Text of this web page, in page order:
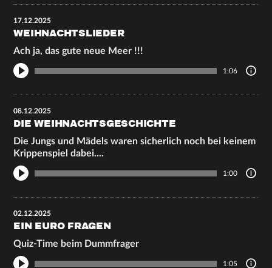
17.12.2025
WEIHNACHTSLIEDER
Ach ja, das gute neue Meer !!!
1:06
08.12.2025
DIE WEIHNACHTSGESCHICHTE
Die Jungs und Mädels waren sicherlich noch bei keinem
Krippenspiel dabei....
1:00
02.12.2025
EIN EURO FRAGEN
Quiz-Time beim Dummfrager
1:05